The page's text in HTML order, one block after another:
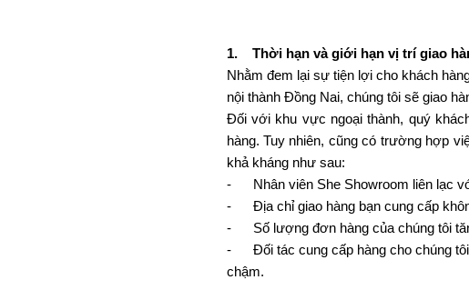
1. Thời hạn và giới hạn vị trí giao
Nhằm đem lại sự tiện lợi cho khách
nội thành Đồng Nai, chúng tôi sẽ giao
Đối với khu vực ngoại thành, quý
hàng. Tuy nhiên, cũng có trường hợp
khả kháng như sau:
- Nhân viên She Showroom liên lạc
- Địa chỉ giao hàng bạn cung cấp
- Số lượng đơn hàng của chúng tôi
- Đối tác cung cấp hàng cho chúng tôi
chậm.